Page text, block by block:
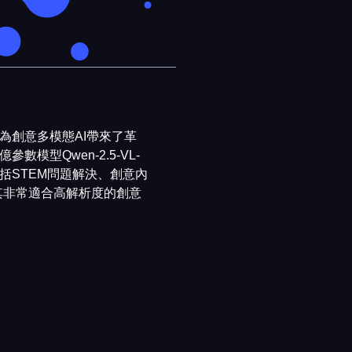
創意多模態AI帶來了革
參數模型Qwen-2.5-VL-
STEM問題解決、創意內
常適合高解析度的創意